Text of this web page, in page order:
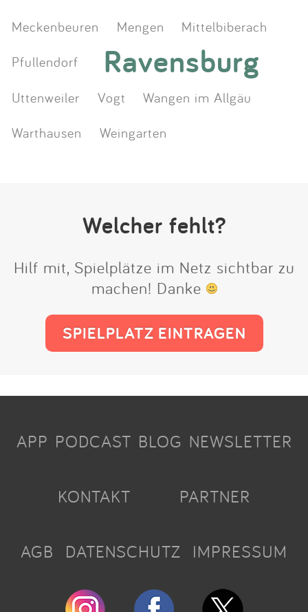
Meckenbeuren
Mengen
Mittelbiberach
Pfullendorf
Ravensburg
Uttenweiler Vogt
Wangen im Allgäu
Warthausen
Weingarten
Welcher fehlt?
Hilf mit, Spielplätze im Netz sichtbar zu
machen! Danke
SPIELPLATZ EINTRAGEN
APP PODCAST BLOG NEWSLETTER
KONTAKT PARTNER
AGB DATENSCHUTZ IMPRESSUM